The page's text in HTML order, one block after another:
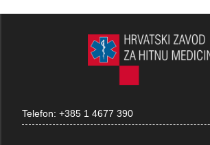
Telefon:+385 1 4677 390